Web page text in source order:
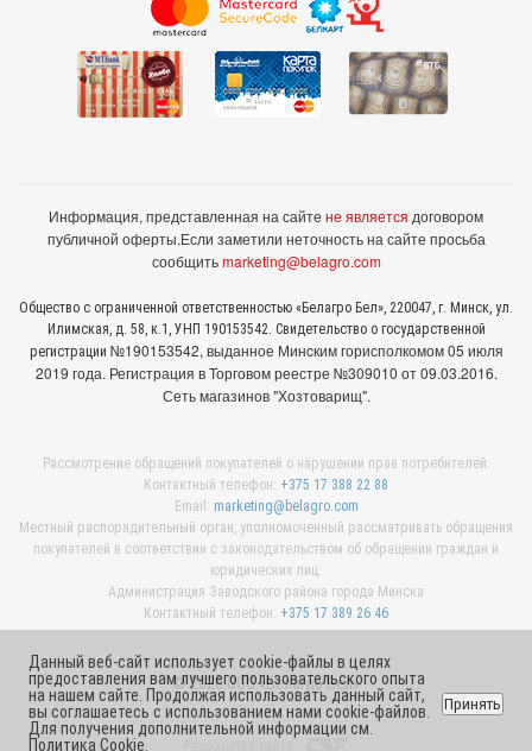
Информация, представленная на сайте не является договором
публичной оферты.Если заметили неточность на сайте просьба
сообщитьmarketing@belagro.com
Общество с ограниченной ответственностью «Белагро Бел», 220047, г. Минск, ул.
Илимская, д. 58, к.1, УНП 190153542. Свидетельство о государственной
регистрации №190153542, выданное Минcким горисполкомом 05 июля
2019 года. Регистрация в Торговом реестре №309010 от 09.03.2016.
Сеть магазинов "Хозтоварищ".
Рассмотрение обращений покупателей о нарушении прав потребителей:
Контактный телефон: +375 17 388 22 88
Email: marketing@belagro.com
Местный распорядительный орган, уполномоченный рассматривать обращения
покупателей в соответствии с законодательством об обращении граждан и
юридических лиц:
Администрация Заводского района города Минска
Контактный телефон: +375 17 389 26 46
© 2026 ООО «Белагро Бел»
Данный веб-сайт использует cookie-файлы в целях
предоставления вам лучшего пользовательского опыта
на нашем сайте. Продолжая использовать данный сайт,
вы соглашаетесь с использованием нами cookie-файлов.
Для получения дополнительной информации см.
Политика Cookie
Принять